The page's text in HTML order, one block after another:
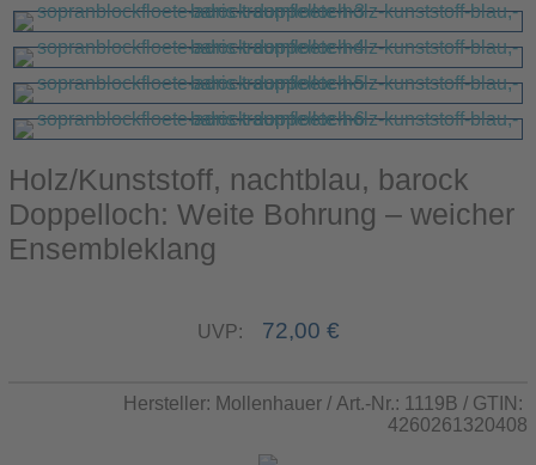
Holz/Kunststoff, nachtblau, barock
Doppelloch: Weite Bohrung – weicher
Ensembleklang
UVP: 72,00 €
Hersteller: Mollenhauer / Art.-Nr.: 1119B / GTIN:
4260261320408